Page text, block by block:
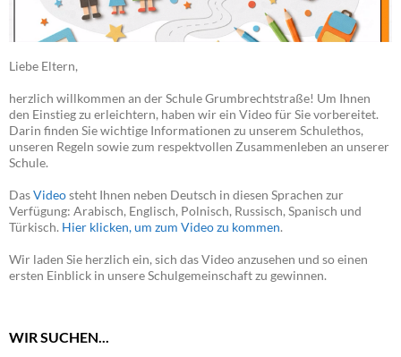
Liebe Eltern,
herzlich willkommen an der Schule Grumbrechtstraße! Um Ihnen
den Einstieg zu erleichtern, haben wir ein Video für Sie vorbereitet.
Darin finden Sie wichtige Informationen zu unserem Schulethos,
unseren Regeln sowie zum respektvollen Zusammenleben an unserer
Schule.
DasVideosteht Ihnen neben Deutsch in diesen Sprachen zur
Verfügung: Arabisch, Englisch, Polnisch, Russisch, Spanisch und
Türkisch. Hier klicken, um zum Video zu kommen.
Wir laden Sie herzlich ein, sich das Video anzusehen und so einen
ersten Einblick in unsere Schulgemeinschaft zu gewinnen.
WIR SUCHEN...